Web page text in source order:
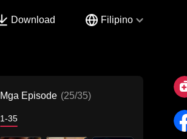
Download Filipino
Mga Episode (25/35)
1-35